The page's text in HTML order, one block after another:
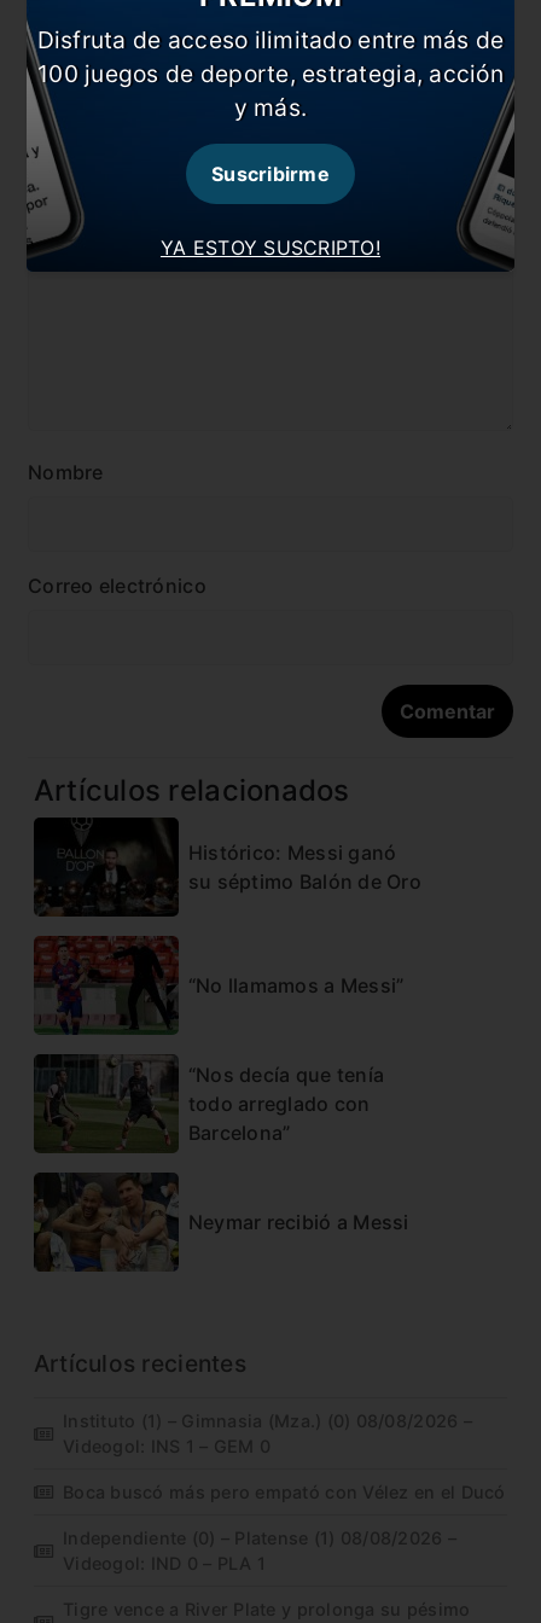
En esta nota:
#Balón de Oro #Lionel Messi
#Noticia #Robert Lewandowski
Comentarios
Dejá tu opinión acá!
Nombre
Correo electrónico
Artículos relacionados
Histórico: Messi ganó
su séptimo Balón de Oro
“No llamamos a Messi”
“Nos decía que tenía
todo arreglado con
Barcelona”
Neymar recibió a Messi
Artículos recientes
Instituto (1) – Gimnasia (Mza.) (0) 08/08/2026 –
Videogol: INS 1 – GEM 0
Boca buscó más pero empató con Vélez en el Ducó
Independiente (0) – Platense (1) 08/08/2026 –
Videogol: IND 0 – PLA 1
Tigre vence a River Plate y prolonga su pésimo
YA ESTOY SUSCRIPTO!
Disfruta de acceso ilimitado entre más de
100 juegos de deporte, estrategia, acción
y más.
Suscribirme